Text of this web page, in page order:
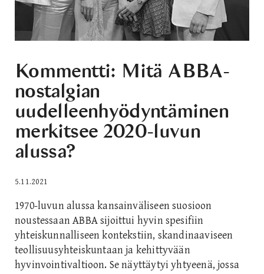
Kommentti: Mitä ABBA-
nostalgian
uudelleenhyödyntäminen
merkitsee 2020-luvun
alussa?
5.11.2021
1970-luvun alussa kansainväliseen suosioon
noustessaan ABBA sijoittui hyvin spesifiin
yhteiskunnalliseen kontekstiin, skandinaaviseen
teollisuusyhteiskuntaan ja kehittyvään
hyvinvointivaltioon. Se näyttäytyi yhtyeenä, jossa